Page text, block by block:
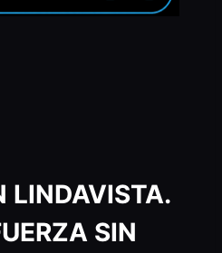
LINDAVISTA.
SIN